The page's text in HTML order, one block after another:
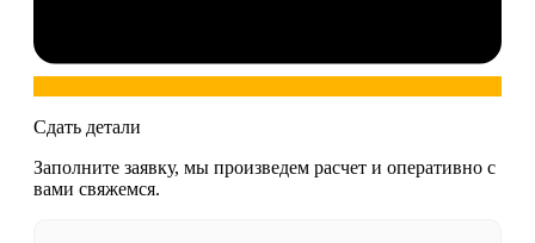
Сдать детали
Заполните заявку, мы произведем расчет и оперативно с
вами свяжемся.